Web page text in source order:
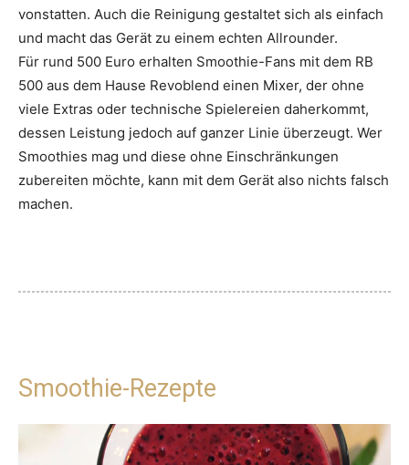
vonstatten. Auch die Reinigung gestaltet sich als einfach
und macht das Gerät zu einem echten Allrounder.
Für rund 500 Euro erhalten Smoothie-Fans mit dem RB
500 aus dem Hause Revoblend einen Mixer, der ohne
viele Extras oder technische Spielereien daherkommt,
dessen Leistung jedoch auf ganzer Linie überzeugt. Wer
Smoothies mag und diese ohne Einschränkungen
zubereiten möchte, kann mit dem Gerät also nichts falsch
machen.
Smoothie-Rezepte